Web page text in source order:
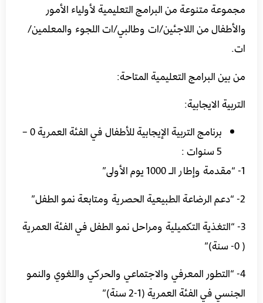
مجموعة متنوعة من البرامج التعليمية لأولياء الأمور
والأطفال من اللاجئين/ات وطالبي/ات اللجوء والمعلمين/
ات.
من بين البرامج التعليمية المتاحة:
التربية الايجابية:
برنامج التربية الإيجابية للأطفال في الفئة العمرية 0 –
5 سنوات :
1- “مقدمة وإطار الـ 1000 يوم الأولى”
2- “دعم الرضاعة الطبيعية الحصرية ومتابعة نمو الطفل”
3- “التغذية التكميلية ومراحل نمو الطفل في الفئة العمرية
( 0- سنة)”
4- “التطور المعرفي والاجتماعي والحركي واللغوي والنمو
الجنسي في الفئة العمرية (1-2 سنة)”